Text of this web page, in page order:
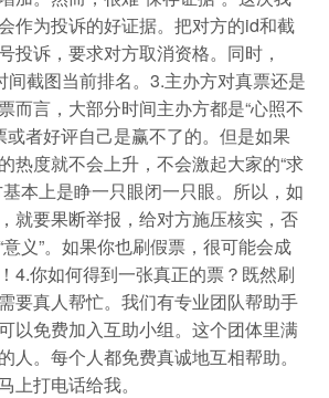
作为投诉的好证据。把对方的id和截
投诉，要求对方取消资格。同时，
间截图当前排名。3.主办方对真票还是
而言，大部分时间主办方都是“心照不
或者好评自己是赢不了的。但是如果
热度就不会上升，不会激起大家的“求
本上是睁一只眼闭一只眼。所以，如
就要果断举报，给对方施压核实，否
义”。如果你也刷假票，很可能会成
4.你如何得到一张真正的票？既然刷
要真人帮忙。我们有专业团队帮助手
以免费加入互助小组。这个团体里满
人。每个人都免费真诚地互相帮助。
上打电话给我。